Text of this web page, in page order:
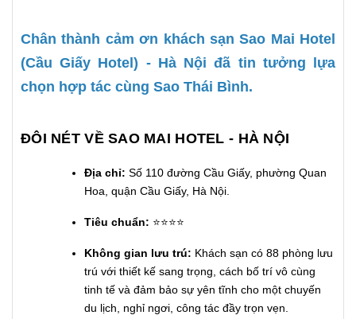
Chân thành cảm ơn khách sạn Sao Mai Hotel
(Cầu Giấy Hotel) - Hà Nội đã tin tưởng lựa
chọn hợp tác cùng Sao Thái Bình.
ĐÔI NÉT VỀ SAO MAI HOTEL - HÀ NỘI
Địa chỉ: Số 110 đường Cầu Giấy, phường Quan
Hoa, quận Cầu Giấy, Hà Nội.
Tiêu chuẩn: ⭐⭐⭐⭐
Không gian lưu trú: Khách sạn có 88 phòng lưu
trú với thiết kế sang trọng, cách bố trí vô cùng
tinh tế và đảm bảo sự yên tĩnh cho một chuyến
du lịch, nghỉ ngơi, công tác đầy trọn vẹn.